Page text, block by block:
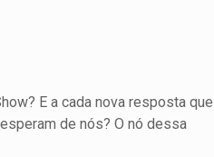
E a cada nova resposta que
de nós? O nó dessa